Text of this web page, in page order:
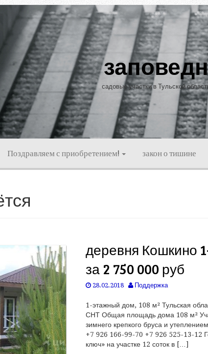
садовые участки в Тульской
Поздравляем с приобретением! закон о тишине
деревня Кошкино
за 2 750 000 руб
28.02.2018 Поддержка
1-этажный дом, 108 м² Тульская
СНТ Общая площадь дома 108 м²
зимнего крепкого бруса и
+7 926 166-99-70 +7 926 525-13-12
ключ» на участке 12 соток в […]